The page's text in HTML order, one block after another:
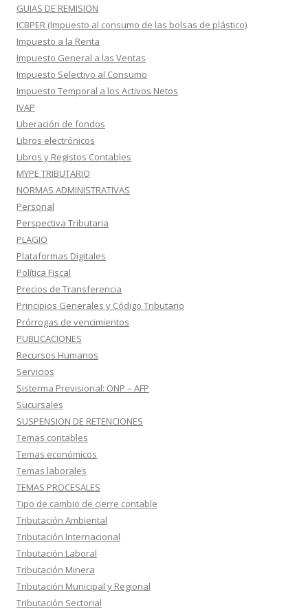
GUIAS DE REMISION
ICBPER (Impuesto al consumo de las bolsas de plástico)
Impuesto a la Renta
Impuesto General a las Ventas
Impuesto Selectivo al Consumo
Impuesto Temporal a los Activos Netos
IVAP
Liberación de fondos
Libros electrónicos
Libros y Registos Contables
MYPE TRIBUTARIO
NORMAS ADMINISTRATIVAS
Personal
Perspectiva Tributaria
PLAGIO
Plataformas Digitales
Política Fiscal
Precios de Transferencia
Principios Generales y Código Tributario
Prórrogas de vencimientos
PUBLICACIONES
Recursos Humanos
Servicios
Sisterma Previsional: ONP – AFP
Sucursales
SUSPENSION DE RETENCIONES
Temas contables
Temas económicos
Temas laborales
TEMAS PROCESALES
Tipo de cambio de cierre contable
Tributación Ambiental
Tributación Internacional
Tributación Laboral
Tributación Minera
Tributación Municipal y Regional
Tributación Sectorial